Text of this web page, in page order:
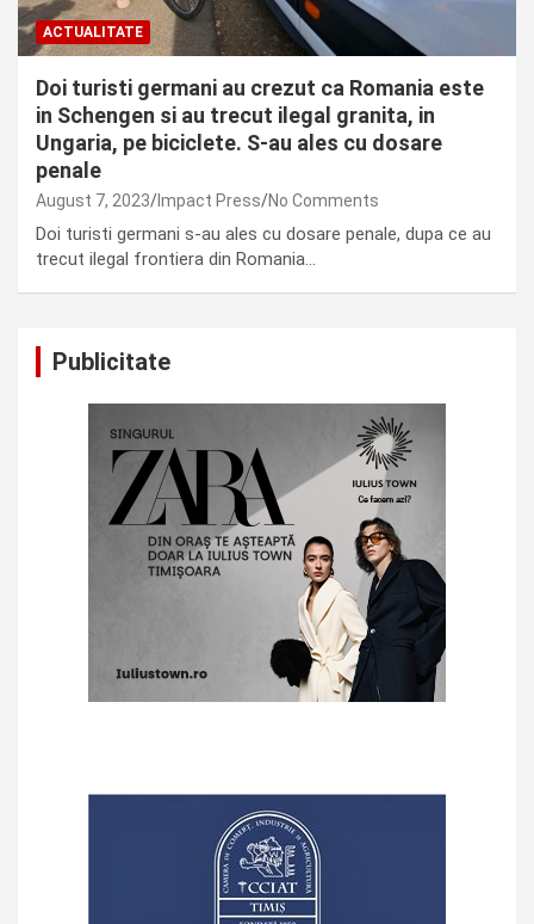
ACTUALITATE
Doi turisti germani au crezut ca Romania este
in Schengen si au trecut ilegal granita, in
Ungaria, pe biciclete. S-au ales cu dosare
penale
August 7, 2023 Impact Press No Comments
Doi turisti germani s-au ales cu dosare penale, dupa ce au
trecut ilegal frontiera din Romania…
Publicitate